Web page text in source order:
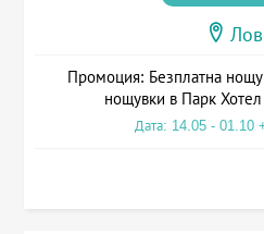
Промоция: Безплатна
нощувки в Парк
Дата: 14.05 - 01.10